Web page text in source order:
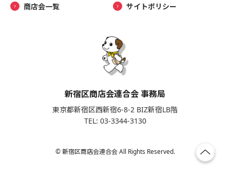
商店会一覧 サイトポリシー
新宿区商店会連合会 事務局
東京都新宿区西新宿6-8-2 BIZ新宿LB階
TEL: 03-3344-3130
© 新宿区商店会連合会 All Rights Reserved.